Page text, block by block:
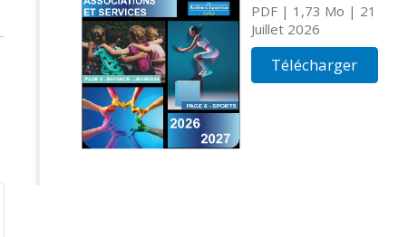
PDF| 1,73 Mo | 21
Juillet 2026
Télécharger